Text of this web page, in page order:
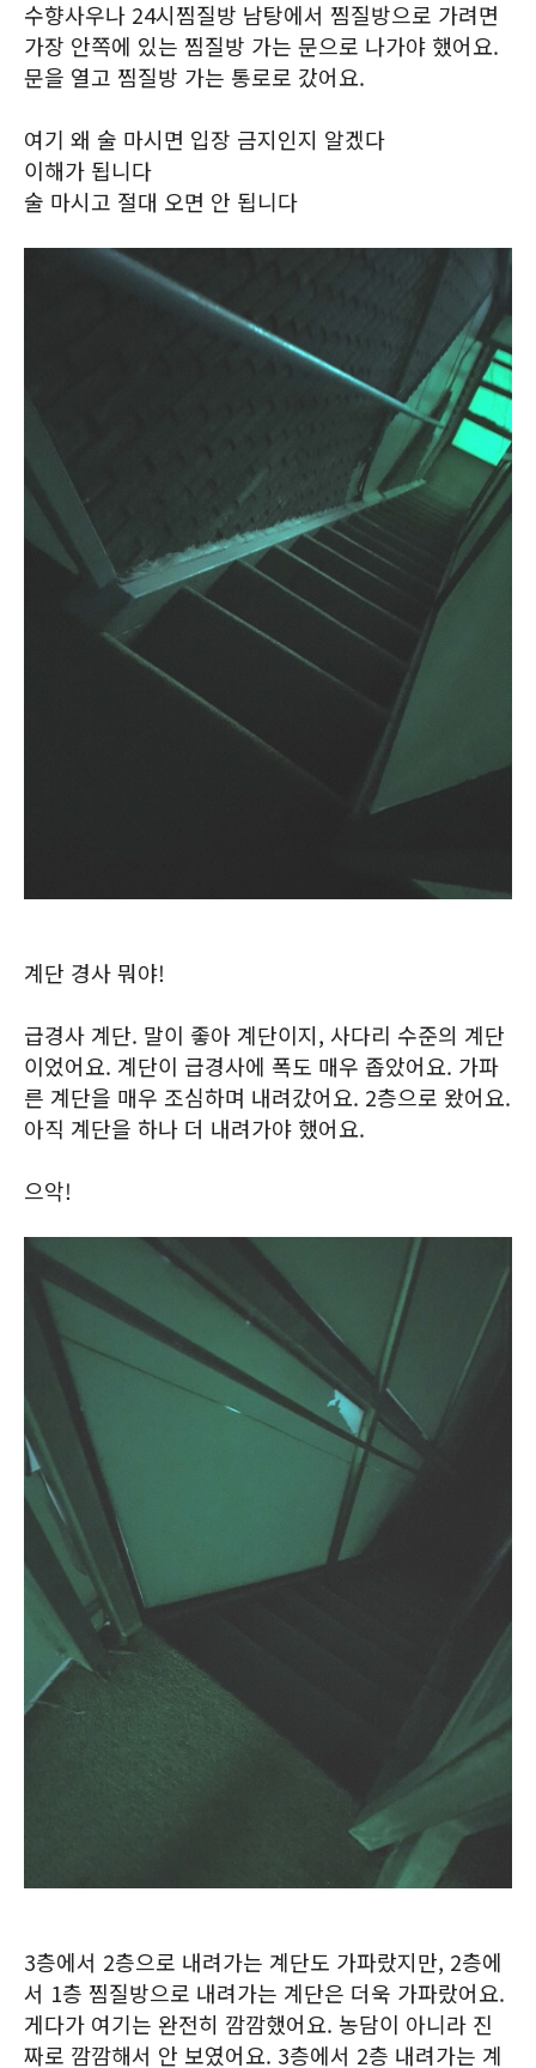
수향사우나 24시찜질방 남탕에서 찜질방으로 가려면
가장 안쪽에 있는 찜질방 가는 문으로 나가야 했어요.
문을 열고 찜질방 가는 통로로 갔어요.
여기 왜 술 마시면 입장 금지인지 알겠다
이해가 됩니다
술 마시고 절대 오면 안 됩니다
계단 경사 뭐야!
급경사 계단. 말이 좋아 계단이지, 사다리 수준의 계단
이었어요. 계단이 급경사에 폭도 매우 좁았어요. 가파
른 계단을 매우 조심하며 내려갔어요. 2층으로 왔어요.
아직 계단을 하나 더 내려가야 했어요.
으악!
3층에서 2층으로 내려가는 계단도 가파랐지만, 2층에
서 1층 찜질방으로 내려가는 계단은 더욱 가파랐어요.
게다가 여기는 완전히 깜깜했어요. 농담이 아니라 진
짜로 깜깜해서 안 보였어요. 3층에서 2층 내려가는 계